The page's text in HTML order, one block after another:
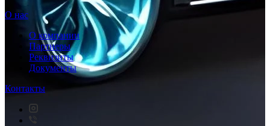
О нас
О компании
Партнеры
Реквизиты
Документы
Контакты